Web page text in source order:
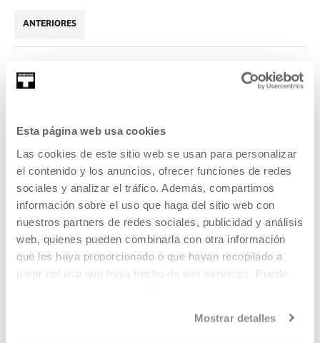
Esta página web usa cookies
Las cookies de este sitio web se usan para personalizar
el contenido y los anuncios, ofrecer funciones de redes
sociales y analizar el tráfico. Además, compartimos
información sobre el uso que haga del sitio web con
nuestros partners de redes sociales, publicidad y análisis
web, quienes pueden combinarla con otra información
que les haya proporcionado o que hayan recopilado a
partir del uso que haya hecho de sus servicios. Puede
Mostrar detalles
ANTERIORES
Presentación de residentes y
proyectos
Encuentro con los artistas que están desarrollando sus
proyectos actualmente en el Espacio de creadores.